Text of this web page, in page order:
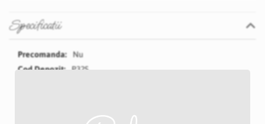
Specificatii
Specificatii
Nu
P32S